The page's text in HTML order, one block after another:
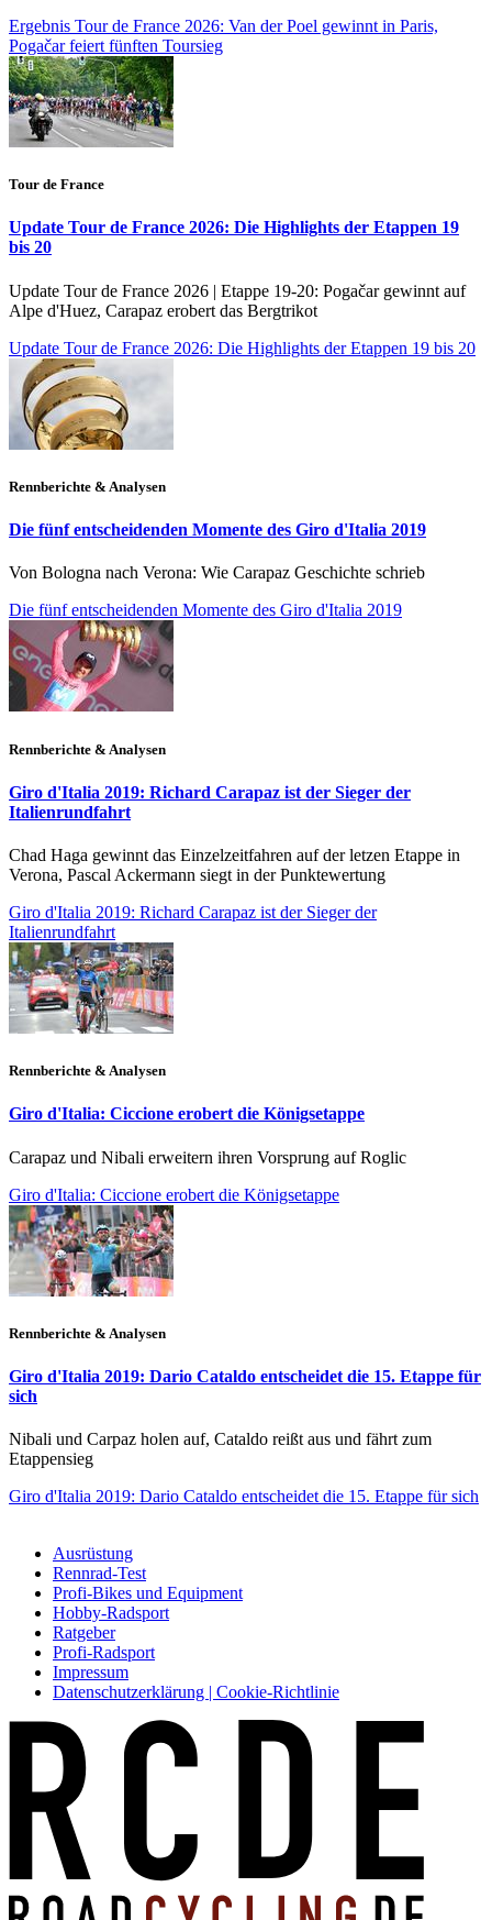
Ergebnis Tour de France 2026: Van der Poel gewinnt in Paris,
Pogačar feiert fünften Toursieg
Tour de France
Update Tour de France 2026: Die Highlights der Etappen 19
bis 20
Update Tour de France 2026 | Etappe 19-20: Pogačar gewinnt auf
Alpe d'Huez, Carapaz erobert das Bergtrikot
Update Tour de France 2026: Die Highlights der Etappen 19 bis 20
Rennberichte & Analysen
Die fünf entscheidenden Momente des Giro d'Italia 2019
Von Bologna nach Verona: Wie Carapaz Geschichte schrieb
Die fünf entscheidenden Momente des Giro d'Italia 2019
Rennberichte & Analysen
Giro d'Italia 2019: Richard Carapaz ist der Sieger der
Italienrundfahrt
Chad Haga gewinnt das Einzelzeitfahren auf der letzen Etappe in
Verona, Pascal Ackermann siegt in der Punktewertung
Giro d'Italia 2019: Richard Carapaz ist der Sieger der
Italienrundfahrt
Rennberichte & Analysen
Giro d'Italia: Ciccione erobert die Königsetappe
Carapaz und Nibali erweitern ihren Vorsprung auf Roglic
Giro d'Italia: Ciccione erobert die Königsetappe
Rennberichte & Analysen
Giro d'Italia 2019: Dario Cataldo entscheidet die 15. Etappe für
sich
Nibali und Carpaz holen auf, Cataldo reißt aus und fährt zum
Etappensieg
Giro d'Italia 2019: Dario Cataldo entscheidet die 15. Etappe für sich
Ausrüstung
Rennrad-Test
Profi-Bikes und Equipment
Hobby-Radsport
Ratgeber
Profi-Radsport
Impressum
Datenschutzerklärung | Cookie-Richtlinie